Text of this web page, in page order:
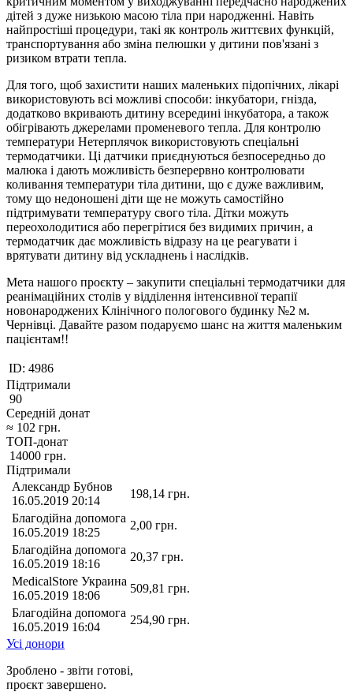
дітей з дуже низькою масою тіла при народженні. Навіть
найпростіші процедури, такі як контроль життєвих функцій,
транспортування або зміна пелюшки у дитини пов'язані з
ризиком втрати тепла.
Для того, щоб захистити наших маленьких підопічних, лікарі
використовують всі можливі способи: інкубатори, гнізда,
додатково вкривають дитину всередині інкубатора, а також
обігрівають джерелами променевого тепла. Для контролю
температури Нетерплячок використовують спеціальні
термодатчики. Ці датчики приєднуються безпосередньо до
малюка і дають можливість безперервно контролювати
коливання температури тіла дитини, що є дуже важливим,
тому що недоношені діти ще не можуть самостійно
підтримувати температуру свого тіла. Дітки можуть
переохолодитися або перегрітися без видимих причин, а
термодатчик дає можливість відразу на це реагувати і
врятувати дитину від ускладнень і наслідків.
Мета нашого проєкту – закупити спеціальні термодатчики для
реанімаційних столів у відділення інтенсивної терапії
новонароджених Клінічного пологового будинку №2 м.
Чернівці. Давайте разом подаруємо шанс на життя маленьким
пацієнтам!!
ID: 4986
Підтримали
90
Середній донат
≈ 102 грн.
ТОП-донат
14000 грн.
Підтримали
Александр Бубнов
16.05.2019 20:14
198,14 грн.
Благодійна допомога
16.05.2019 18:25
2,00 грн.
Благодійна допомога
16.05.2019 18:16
20,37 грн.
MedicalStore Украина
16.05.2019 18:06
509,81 грн.
Благодійна допомога
16.05.2019 16:04
254,90 грн.
Усі донори
Зроблено - звіти готові,
проєкт завершено.